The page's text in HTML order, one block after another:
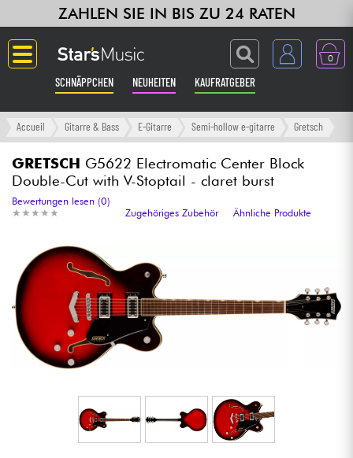
ZAHLEN SIE IN BIS ZU 24 RATEN
0
SCHNÄPPCHEN NEUHEITEN KAUFRATGEBER
Langue
Gitarre & Bass
Verstärker & Effekte
Klaviere & Piano
Synths & samplers
Studio
Kopfhörer
Mikros
Accueil Gitarre & Bass E-Gitarre Semi-hollow e-gitarre Gretsch
GRETSCH G5622 Electromatic Center Block
Double-Cut with V-Stoptail - claret burst
★ ★ ★ ★ ★
★ ★ ★ ★ ★
Bewertungen lesen (0)
Zugehöriges Zubehör
Ähnliche Produkte